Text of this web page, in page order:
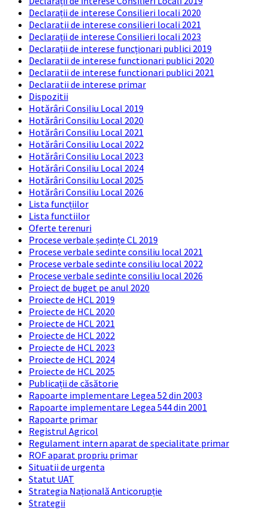
Declarații de interese Consilieri locali 2020
Declaratii de interese consilieri locali 2021
Declarații de interese Consilieri locali 2023
Declarații de interese funcționari publici 2019
Declaratii de interese functionari publici 2020
Declaratii de interese functionari publici 2021
Declaratii de interese primar
Dispozitii
Hotărâri Consiliu Local 2019
Hotărâri Consiliu Local 2020
Hotărâri Consiliu Local 2021
Hotărâri Consiliu Local 2022
Hotărâri Consiliu Local 2023
Hotărâri Consiliu Local 2024
Hotărâri Consiliu Local 2025
Hotărâri Consiliu Local 2026
Lista funcțiilor
Lista functiilor
Oferte terenuri
Procese verbale ședințe CL 2019
Procese verbale sedinte consiliu local 2021
Procese verbale sedinte consiliu local 2022
Procese verbale sedinte consiliu local 2026
Proiect de buget pe anul 2020
Proiecte de HCL 2019
Proiecte de HCL 2020
Proiecte de HCL 2021
Proiecte de HCL 2022
Proiecte de HCL 2023
Proiecte de HCL 2024
Proiecte de HCL 2025
Publicații de căsătorie
Rapoarte implementare Legea 52 din 2003
Rapoarte implementare Legea 544 din 2001
Rapoarte primar
Registrul Agricol
Regulament intern aparat de specialitate primar
ROF aparat propriu primar
Situatii de urgenta
Statut UAT
Strategia Națională Anticorupție
Strategii